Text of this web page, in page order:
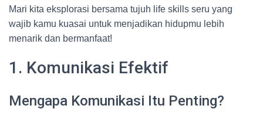
Mari kita eksplorasi bersama tujuh life skills seru yang
wajib kamu kuasai untuk menjadikan hidupmu lebih
menarik dan bermanfaat!
1. Komunikasi Efektif
Mengapa Komunikasi Itu Penting?